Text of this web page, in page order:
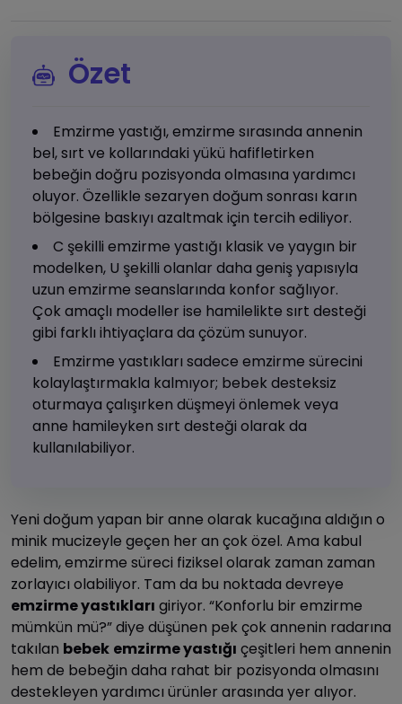
Özet
Emzirme yastığı, emzirme sırasında annenin
bel, sırt ve kollarındaki yükü hafifletirken
bebeğin doğru pozisyonda olmasına yardımcı
oluyor. Özellikle sezaryen doğum sonrası karın
bölgesine baskıyı azaltmak için tercih ediliyor.
C şekilli emzirme yastığı klasik ve yaygın bir
modelken, U şekilli olanlar daha geniş yapısıyla
uzun emzirme seanslarında konfor sağlıyor.
Çok amaçlı modeller ise hamilelikte sırt desteği
gibi farklı ihtiyaçlara da çözüm sunuyor.
Emzirme yastıkları sadece emzirme sürecini
kolaylaştırmakla kalmıyor; bebek desteksiz
oturmaya çalışırken düşmeyi önlemek veya
anne hamileyken sırt desteği olarak da
kullanılabiliyor.
Yeni doğum yapan bir anne olarak kucağına aldığın o
minik mucizeyle geçen her an çok özel. Ama kabul
edelim, emzirme süreci fiziksel olarak zaman zaman
zorlayıcı olabiliyor. Tam da bu noktada devreye
emzirme yastıkları giriyor. “Konforlu bir emzirme
mümkün mü?” diye düşünen pek çok annenin radarına
takılan bebek emzirme yastığı çeşitleri hem annenin
hem de bebeğin daha rahat bir pozisyonda olmasını
destekleyen yardımcı ürünler arasında yer alıyor.